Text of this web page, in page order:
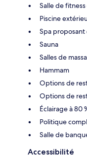
Salle de
Piscine
Spa proposant
Sauna
Salles de
Hammam
Options de
Options de
Éclairage à 80
Politique
Salle de
Accessibilité